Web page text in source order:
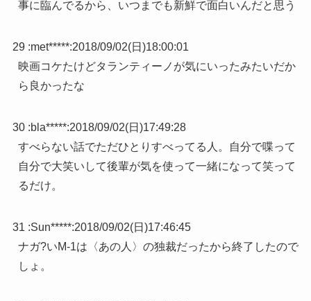
事に臨んでるから、いつまでも新鮮で面白いんだと思う
29 :met*****:2018/09/02(日)18:00:01
映画コケたけどタランティーノが気にいったみたいだか
ら良かったな
30 :bla*****:2018/09/02(日)17:49:28
すべらない話でただひとりすべってる人。自分で喋って
自分で大笑いして後輩が気を使って一緒になって笑って
るだけ。
31 :Sun*****:2018/09/02(日)17:46:45
ナガ?いM-1は〈あの人〉の独裁だったから終了したので
しょ。